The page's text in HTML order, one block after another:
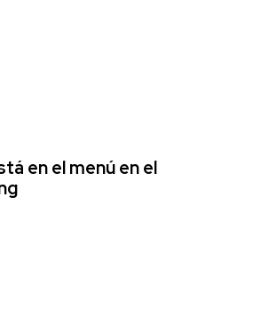
en el menú en el